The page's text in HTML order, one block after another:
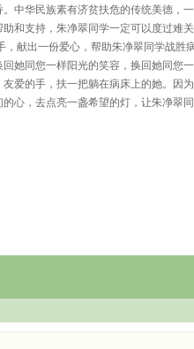
中华民族素有济贫扶危的传统美德，
和支持，朱净翠同学一定可以度过难
献出一份爱心，帮助朱净翠同学战胜
她同您一样阳光的笑容，换回她同您
爱的手，扶一把躺在病床上的她。因
心，去点亮一盏希望的灯，让朱净翠